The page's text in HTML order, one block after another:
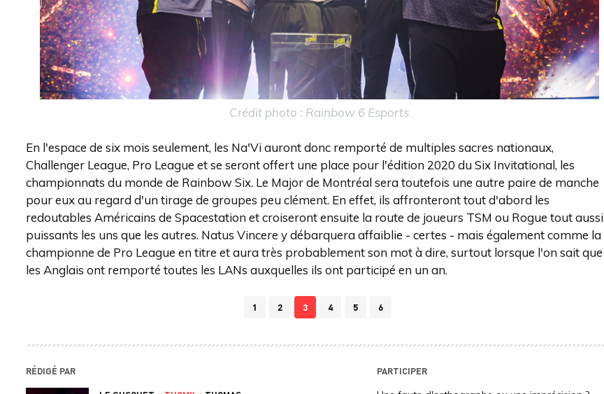
Crédit photo : Rainbow 6 Esports
En l'espace de six mois seulement, les Na'Vi auront donc remporté de multiples sacres nationaux,
Challenger League, Pro League et se seront offert une place pour l'édition 2020 du Six Invitational, les
championnats du monde de Rainbow Six. Le Major de Montréal sera toutefois une autre paire de manche
pour eux au regard d'un tirage de groupes peu clément. En effet, ils affronteront tout d'abord les
redoutables Américains de Spacestation et croiseront ensuite la route de joueurs TSM ou Rogue tout aussi
puissants les uns que les autres. Natus Vincere y débarquera affaiblie - certes - mais également comme la
championne de Pro League en titre et aura très probablement son mot à dire, surtout lorsque l'on sait que
les Anglais ont remporté toutes les LANs auxquelles ils ont participé en un an.
1 2 3 4 5 6
RÉDIGÉ PAR
PARTICIPER